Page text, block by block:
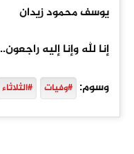
يوسف محمود زيدان
إنا لله وإنا إليه راجعون..
وسوم: #وفيات #الثلاثاء